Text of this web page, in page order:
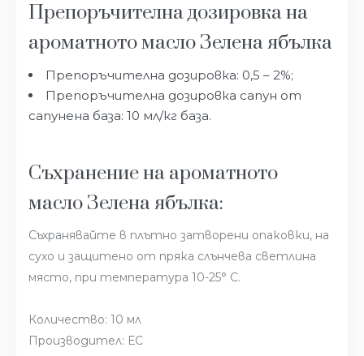
Препоръчителна дозировка на
ароматното масло Зелена ябълка
Препоръчителна дозировка: 0,5 – 2%;
Препоръчителна дозировка сапун от
сапунена база: 10 мл/кг база.
Съхранение на ароматното
масло Зелена ябълка:
Съхранявайте в плътно затворени опаковки, на
сухо и защитено от пряка слънчева светлина
място, при температура 10-25° С.
Количество: 10 мл
Производител: ЕС